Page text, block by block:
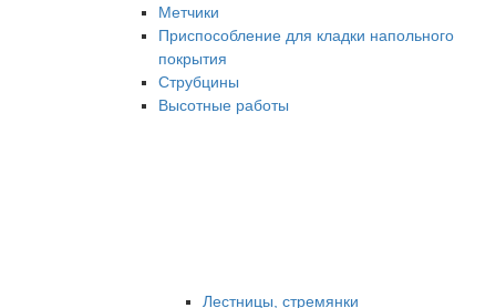
Метчики
Приспособление для кладки напольного
покрытия
Струбцины
Высотные работы
Лестницы, стремянки